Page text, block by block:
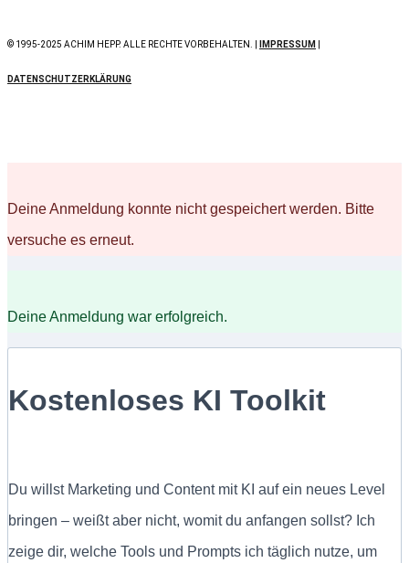
© 1995-2025 ACHIM HEPP. ALLE RECHTE VORBEHALTEN. | IMPRESSUM
DATENSCHUTZERKLÄRUNG
Deine Anmeldung konnte nicht gespeichert werden. Bitte
versuche es erneut.
Deine Anmeldung war erfolgreich.
Kostenloses KI Toolkit
Du willst Marketing und Content mit KI auf ein neues Level
bringen – weißt aber nicht, womit du anfangen sollst? Ich
zeige dir, welche Tools und Prompts ich täglich nutze, um